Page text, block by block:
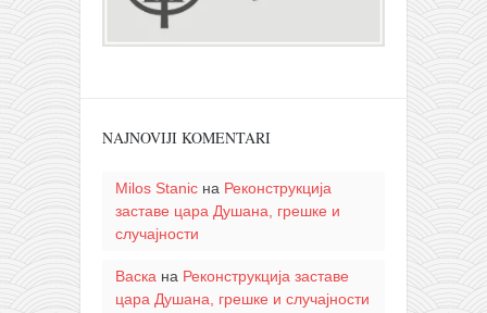
NAJNOVIJI KOMENTARI
Milos Stanicна Реконструкција
заставе цара Душана, грешке и
случајности
Васкана Реконструкција заставе
цара Душана, грешке и случајности